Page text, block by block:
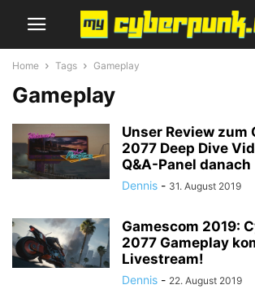
Home Tags Gameplay
Gameplay
Unser Review zum
2077 Deep Dive
Q&A-Panel danach
Dennis - 31. August 2019
Gamescom 2019:
2077 Gameplay
Livestream!
Dennis - 22. August 2019